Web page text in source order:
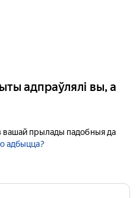
адпраўлялі вы, а
вашай прылады падобныя да
адбыцца?